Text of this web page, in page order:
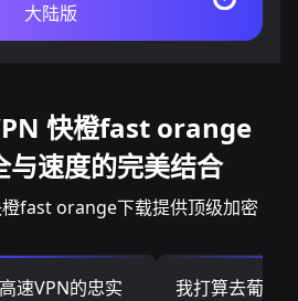
大陆版
快橙fast orange
与速度的完美结合
fast orange下载提供顶级加密
速VPN的忠实
我打算去葡萄